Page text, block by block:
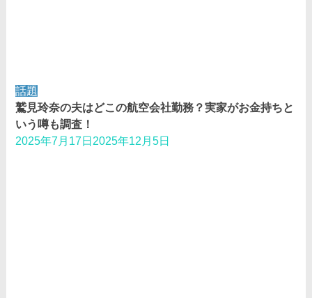
話題
鷲見玲奈の夫はどこの航空会社勤務？実家がお金持ちと
いう噂も調査！
2025年7月17日 2025年12月5日